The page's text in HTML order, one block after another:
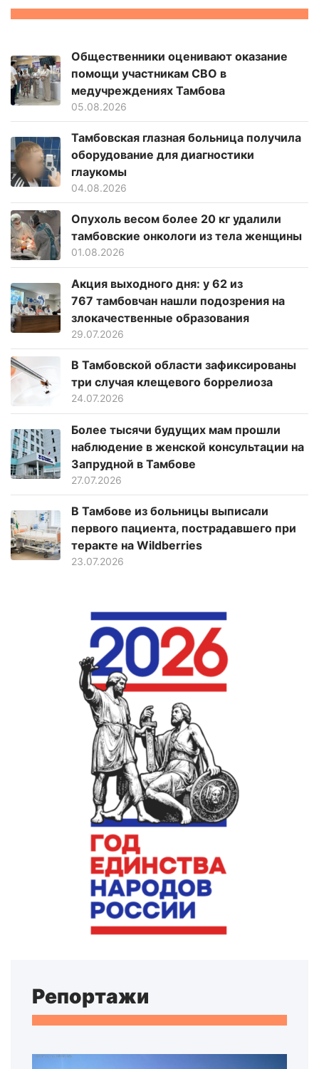
Общественники оценивают оказание
помощи участникам СВО в
медучреждениях Тамбова
05.08.2026
Тамбовская глазная больница получила
оборудование для диагностики
глаукомы
04.08.2026
Опухоль весом более 20 кг удалили
тамбовские онкологи из тела женщины
01.08.2026
Акция выходного дня: у 62 из
767 тамбовчан нашли подозрения на
злокачественные образования
29.07.2026
В Тамбовской области зафиксированы
три случая клещевого боррелиоза
24.07.2026
Более тысячи будущих мам прошли
наблюдение в женской консультации на
Запрудной в Тамбове
27.07.2026
В Тамбове из больницы выписали
первого пациента, пострадавшего при
теракте на Wildberries
23.07.2026
Репортажи